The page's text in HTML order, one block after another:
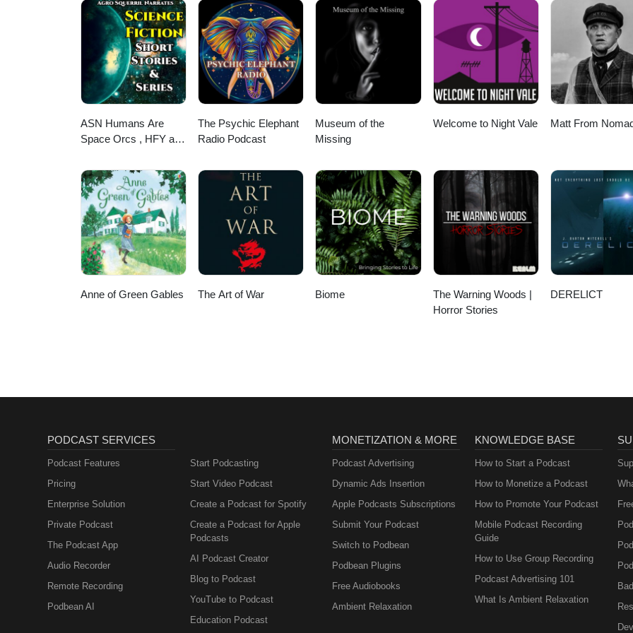
ASN Humans Are
Space Orcs , HFY and
The Psychic Elephant
Radio Podcast
Museum of the
Missing
Welcome to Night Vale Matt From
Anne of Green Gables The Art of War Biome
The Warning Woods |
Horror Stories
DERELICT
PODCAST SERVICES
Podcast Features
Pricing
Enterprise Solution
Private Podcast
The Podcast App
Audio Recorder
Remote Recording
Podbean AI
Start Podcasting
Start Video Podcast
Create a Podcast for Spotify
Create a Podcast for Apple
Podcasts
AI Podcast Creator
Blog to Podcast
YouTube to Podcast
Education Podcast
MONETIZATION & MORE
Podcast Advertising
Dynamic Ads Insertion
Apple Podcasts Subscriptions
Submit Your Podcast
Switch to Podbean
Podbean Plugins
Free Audiobooks
Ambient Relaxation
KNOWLEDGE BASE
How to Start a Podcast
How to Monetize a Podcast
How to Promote Your Podcast
Mobile Podcast Recording
Guide
How to Use Group Recording
Podcast Advertising 101
What Is Ambient Relaxation